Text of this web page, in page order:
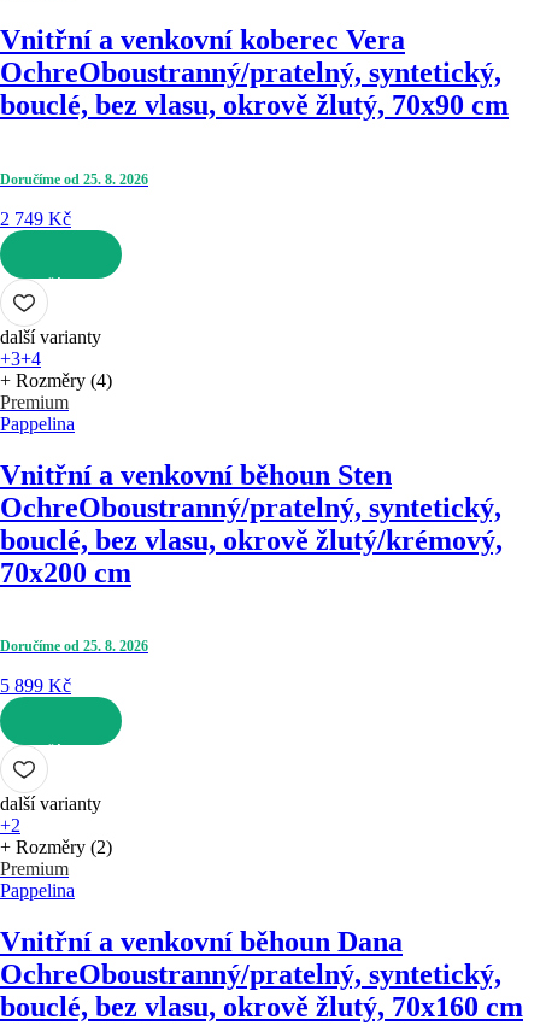
Vnitřní a venkovní koberec Vera
OchreOboustranný/pratelný, syntetický,
bouclé, bez vlasu, okrově žlutý, 70x90 cm
Doručíme od 25. 8. 2026
2 749 Kč
DO KOŠÍKU
další varianty
+3+4
+ Rozměry (4)
Premium
Pappelina
Vnitřní a venkovní běhoun Sten
OchreOboustranný/pratelný, syntetický,
bouclé, bez vlasu, okrově žlutý/krémový,
70x200 cm
Doručíme od 25. 8. 2026
5 899 Kč
DO KOŠÍKU
další varianty
+2
+ Rozměry (2)
Premium
Pappelina
Vnitřní a venkovní běhoun Dana
OchreOboustranný/pratelný, syntetický,
bouclé, bez vlasu, okrově žlutý, 70x160 cm